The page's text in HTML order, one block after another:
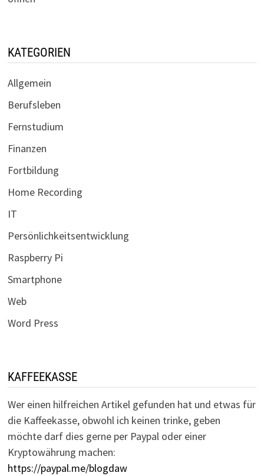
KATEGORIEN
Allgemein
Berufsleben
Fernstudium
Finanzen
Fortbildung
Home Recording
IT
Persönlichkeitsentwicklung
Raspberry Pi
Smartphone
Web
Word Press
KAFFEEKASSE
Wer einen hilfreichen Artikel gefunden hat und etwas für
die Kaffeekasse, obwohl ich keinen trinke, geben
möchte darf dies gerne per Paypal oder einer
Kryptowährung machen:
https://paypal.me/blogdaw